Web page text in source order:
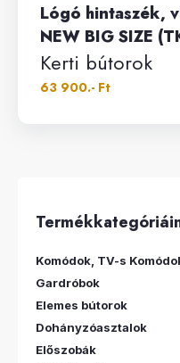
Lógó hintaszék,
NEW BIG SIZE
Kerti bútorok
63 900.- Ft
Komódok, TV-s
Gardróbok
Elemes bútorok
Dohányzóasztalok
Előszobák